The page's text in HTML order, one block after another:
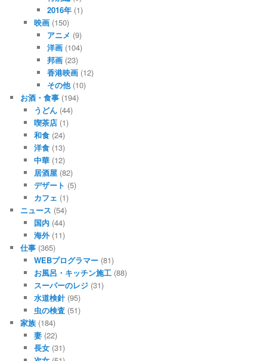
2016年 (1)
映画(150)
アニメ (9)
洋画 (104)
邦画 (23)
香港映画 (12)
その他(10)
お酒・食事 (194)
うどん(44)
喫茶店(1)
和食(24)
洋食(13)
中華(12)
居酒屋(82)
デザート (5)
カフェ (1)
ニュース (54)
国内(44)
海外(11)
仕事 (365)
WEBプログラマー(81)
お風呂・キッチン施工(88)
スーパーのレジ(31)
水道検針(95)
虫の検査(51)
家族 (184)
妻(22)
長女(31)